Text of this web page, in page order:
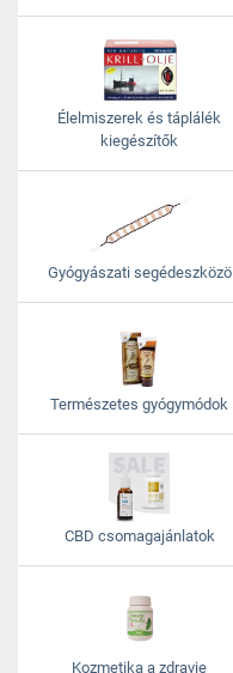
Élelmiszerek és táplálék
kiegészítők
Gyógyászati segédeszközö
Természetes gyógymódok
CBD csomagajánlatok
Kozmetika a zdravie